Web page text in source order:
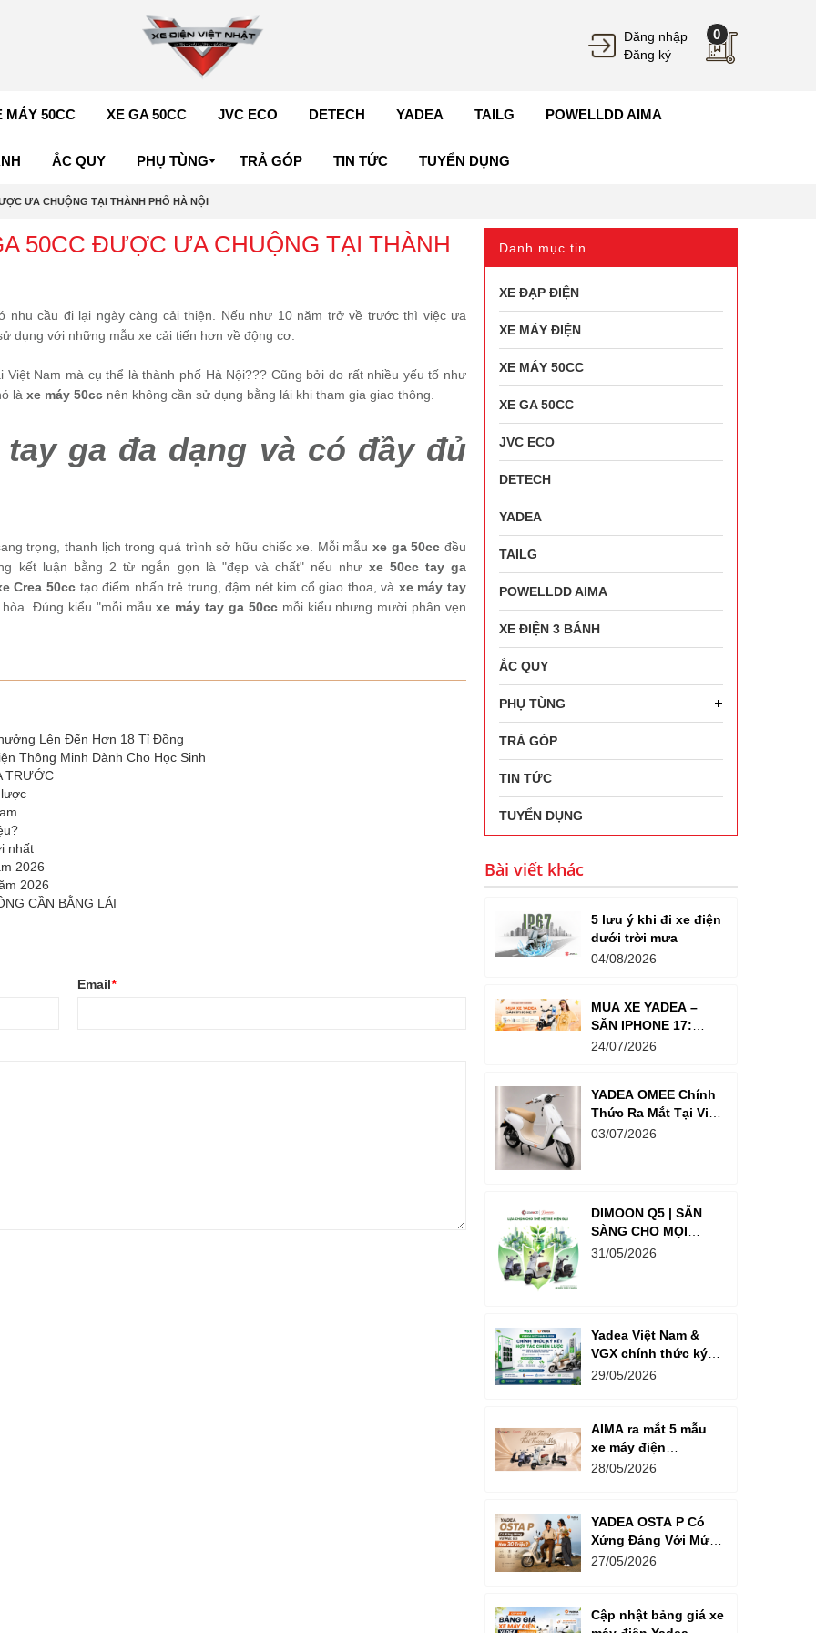
Đăng nhập
Đăng ký
0
MÁY 50CC XE GA 50CC JVC ECO DETECH YADEA TAILG POWELLDD AIMA
ẮC QUY PHỤ TÙNG TRẢ GÓP TIN TỨC TUYỂN DỤNG
ƯA CHUỘNG TẠI THÀNH PHỐ HÀ NỘI
50CC ĐƯỢC ƯA CHUỘNG TẠI THÀNH
nhu cầu đi lại ngày càng cải thiện. Nếu như 10 năm trở về trước thì việc ưa
dụng với những mẫu xe cải tiến hơn về động cơ.
Nam mà cụ thể là thành phố Hà Nội??? Cũng bởi do rất nhiều yếu tố như
là xe máy 50cc nên không cần sử dụng bằng lái khi tham gia giao thông.
ga đa dạng và có đầy đủ
trọng, thanh lịch trong quá trình sở hữu chiếc xe. Mỗi mẫuxe ga 50cc đều
kết luận bằng 2 từ ngắn gọn là "đẹp và chất" nếu như xe 50cc tay ga
Crea 50cctạo điểm nhấn trẻ trung, đậm nét kim cổ giao thoa, và xe máy tay
Đúng kiểu "mỗi mẫuxe máy tay ga 50ccmỗi kiểu nhưng mười phân vẹn
Lên Đến Hơn 18 Tỉ Đồng
Thông Minh Dành Cho Học Sinh
TRƯỚC
nhất
2026
2026
CẦN BẰNG LÁI
Email*
Danh mục tin
XE ĐẠP ĐIỆN
XE MÁY ĐIỆN
XE MÁY 50CC
XE GA 50CC
JVC ECO
DETECH
YADEA
TAILG
POWELLDD AIMA
XE ĐIỆN 3 BÁNH
ẮC QUY
PHỤ TÙNG
TRẢ GÓP
TIN TỨC
TUYỂN DỤNG
Bài viết khác
5 lưu ý khi đi xe điện
dưới trời mưa
04/08/2026
MUA XE YADEA –
SĂN IPHONE 17:
Tổng Giá Trị Giải
24/07/2026
YADEA OMEE Chính
Thức Ra Mắt Tại Việt
Nam – Xe Điện
03/07/2026
DIMOON Q5 | SẴN
SÀNG CHO MỌI
HÀNH TRÌNH PHÍA
31/05/2026
Yadea Việt Nam &
VGX chính thức ký
kết hợp tác chiến
29/05/2026
AIMA ra mắt 5 mẫu
xe máy điện
Powelldd mới tại Việt
28/05/2026
YADEA OSTA P Có
Xứng Đáng Với Mức
Giá Hơn 30 Triệu?
27/05/2026
Cập nhật bảng giá xe